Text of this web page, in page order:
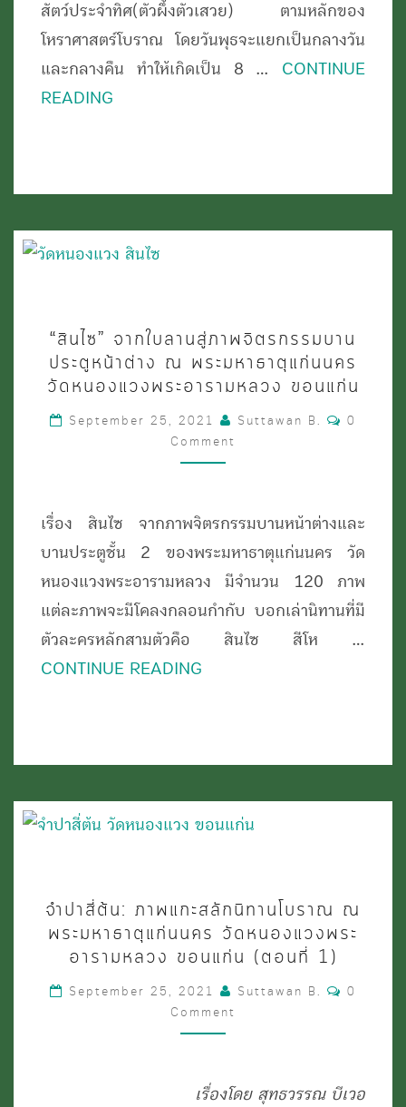
ทิศ
และ
สัตว์
ชั้น
นคร
ขอนแก่น
สัตว์ประจำทิศ(ตัวผึ้งตัวเสวย) ตามหลักของ
โหราศาสตร์โบราณ โดยวันพุธจะแยกเป็นกลางวัน
และกลางคืน ทำให้เกิดเป็น 8 … CONTINUE
READING
ไซ”
จาก
ลาน
สู่
จิตรกรรม
บาน
ประตู
หน้าต่าง
หนอง
อาราม
หลวง
ขอนแก่น
“สินไซ” จากใบลานสู่ภาพจิตรกรรมบาน
ประตูหน้าต่าง ณ พระมหาธาตุแก่นนคร
วัดหนองแวงพระอารามหลวง ขอนแก่น
September 25, 2021 Suttawan B.
0
Comment
เรื่อง สินไซ จากภาพจิตรกรรมบานหน้าต่างและ
บานประตูชั้น 2 ของพระมหาธาตุแก่นนคร วัด
หนองแวงพระอารามหลวง มีจำนวน 120 ภาพ
แต่ละภาพจะมีโคลงกลอนกำกับ บอกเล่านิทานที่มี
ตัวละครหลักสามตัวคือ สินไซ สีโห …
CONTINUE READING
ต้น:
แกะ
สลัก
โบราณ
จำปาสี่ต้น: ภาพแกะสลักนิทานโบราณ ณ
พระมหาธาตุแก่นนคร วัดหนองแวงพระ
อารามหลวง ขอนแก่น (ตอนที่ 1)
September 25, 2021 Suttawan B.
0
Comment
เรื่องโดย สุทธวรรณ บีเวอ